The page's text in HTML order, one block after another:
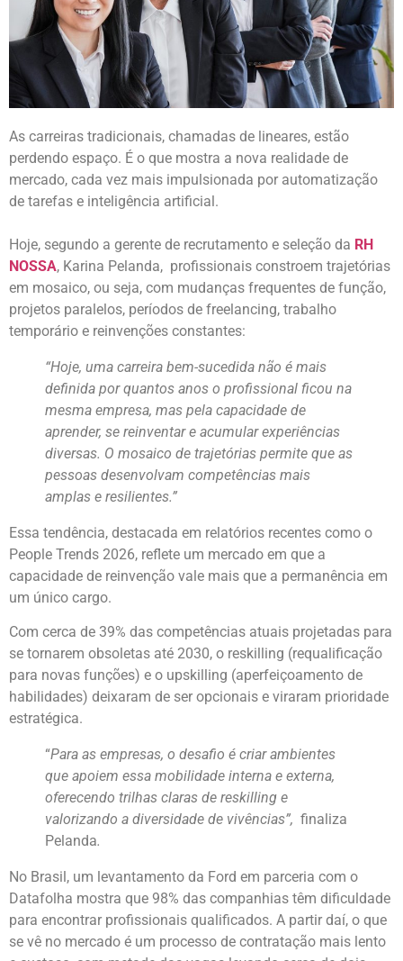
As carreiras tradicionais, chamadas de lineares, estão
perdendo espaço. É o que mostra a nova realidade de
mercado, cada vez mais impulsionada por automatização
de tarefas e inteligência artificial.
Hoje, segundo a gerente de recrutamento e seleção da RH
NOSSA, Karina Pelanda, profissionais constroem trajetórias
em mosaico, ou seja, com mudanças frequentes de função,
projetos paralelos, períodos de freelancing, trabalho
temporário e reinvenções constantes:
“Hoje, uma carreira bem-sucedida não é mais
definida por quantos anos o profissional ficou na
mesma empresa, mas pela capacidade de
aprender, se reinventar e acumular experiências
diversas. O mosaico de trajetórias permite que as
pessoas desenvolvam competências mais
amplas e resilientes.”
Essa tendência, destacada em relatórios recentes como o
People Trends 2026, reflete um mercado em que a
capacidade de reinvenção vale mais que a permanência em
um único cargo.
Com cerca de 39% das competências atuais projetadas para
se tornarem obsoletas até 2030, o reskilling (requalificação
para novas funções) e o upskilling (aperfeiçoamento de
habilidades) deixaram de ser opcionais e viraram prioridade
estratégica.
“Para as empresas, o desafio é criar ambientes
que apoiem essa mobilidade interna e externa,
oferecendo trilhas claras de reskilling e
valorizando a diversidade de vivências”, finaliza
Pelanda.
No Brasil, um levantamento da Ford em parceria com o
Datafolha mostra que 98% das companhias têm dificuldade
para encontrar profissionais qualificados. A partir daí, o que
se vê no mercado é um processo de contratação mais lento